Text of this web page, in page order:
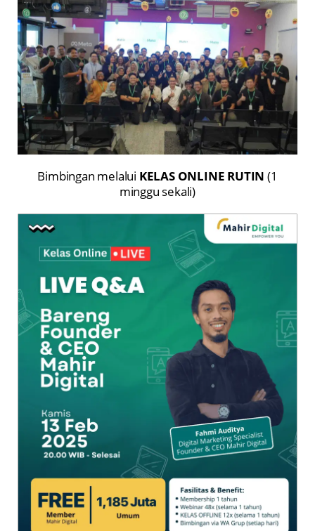
Bimbingan melalui KELAS ONLINE RUTIN (1
minggu sekali)